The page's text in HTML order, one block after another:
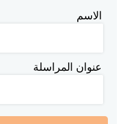
الاسم
عنوان المراسلة